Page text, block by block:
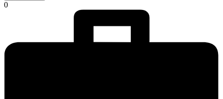
0